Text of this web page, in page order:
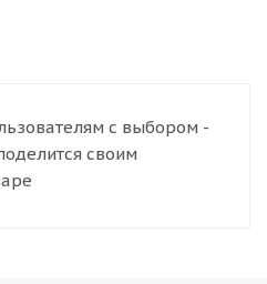
с выбором -
своим